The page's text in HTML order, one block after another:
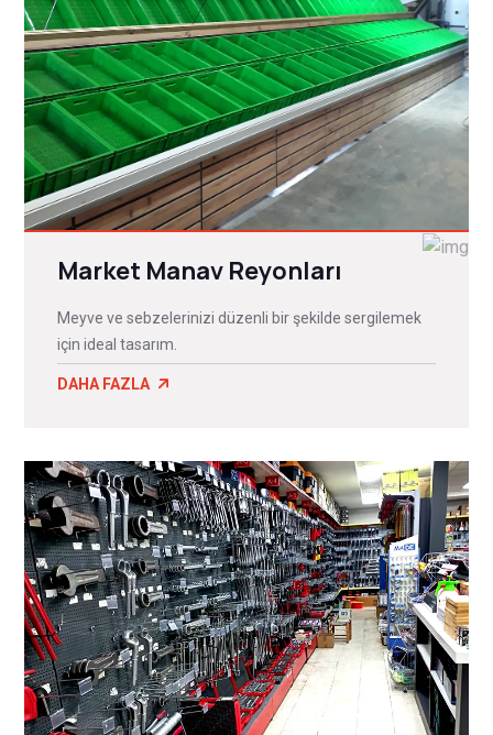
Market Manav Reyonları
Meyve ve sebzelerinizi düzenli bir şekilde sergilemek
için ideal tasarım.
DAHA FAZLA